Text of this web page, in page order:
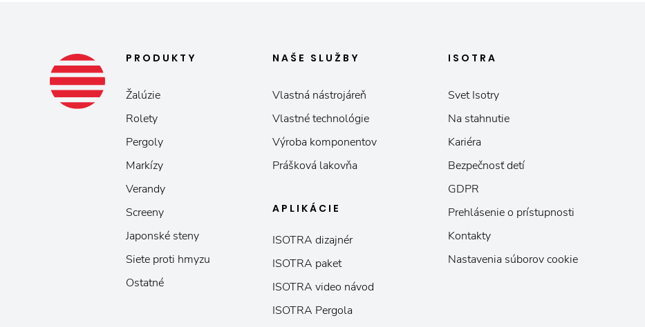
PRODUKTY
Žalúzie
Rolety
Pergoly
Markízy
Verandy
Screeny
Japonské steny
Siete proti hmyzu
Ostatné
NAŠE SLUŽBY
Vlastná nástrojáreň
Vlastné technológie
Výroba komponentov
Prášková lakovňa
APLIKÁCIE
ISOTRA dizajnér
ISOTRA paket
ISOTRA video návod
ISOTRA Pergola
ISOTRA
Svet Isotry
Na stahnutie
Kariéra
Bezpečnosť detí
GDPR
Prehlásenie o prístupnosti
Kontakty
Nastavenia súborov cookie